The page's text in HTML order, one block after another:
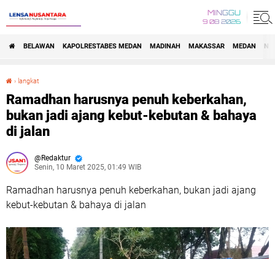
MINGGU
9 08 2026
BELAWAN KAPOLRESTABES MEDAN MADINAH MAKASSAR MEDAN
› langkat
Ramadhan harusnya penuh keberkahan,
bukan jadi ajang kebut-kebutan & bahaya
di jalan
Redaktur
Senin, 10 Maret 2025, 01:49 WIB
Ramadhan harusnya penuh keberkahan, bukan jadi ajang
kebut-kebutan & bahaya di jalan